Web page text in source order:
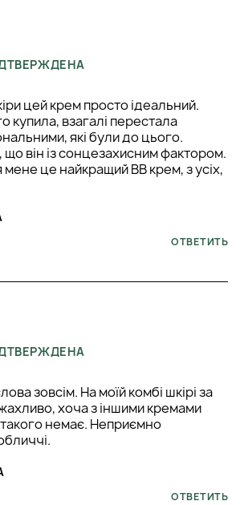
цей крем просто ідеальний.
купила, взагалі перестала
які були до цього.
він із сонцезахисним фактором.
це найкращий ВВ крем, з усіх,
ОТВЕТИТЬ
зовсім. На моїй комбі шкірі за
хоча з іншими кремами
немає. Неприємно
ОТВЕТИТЬ